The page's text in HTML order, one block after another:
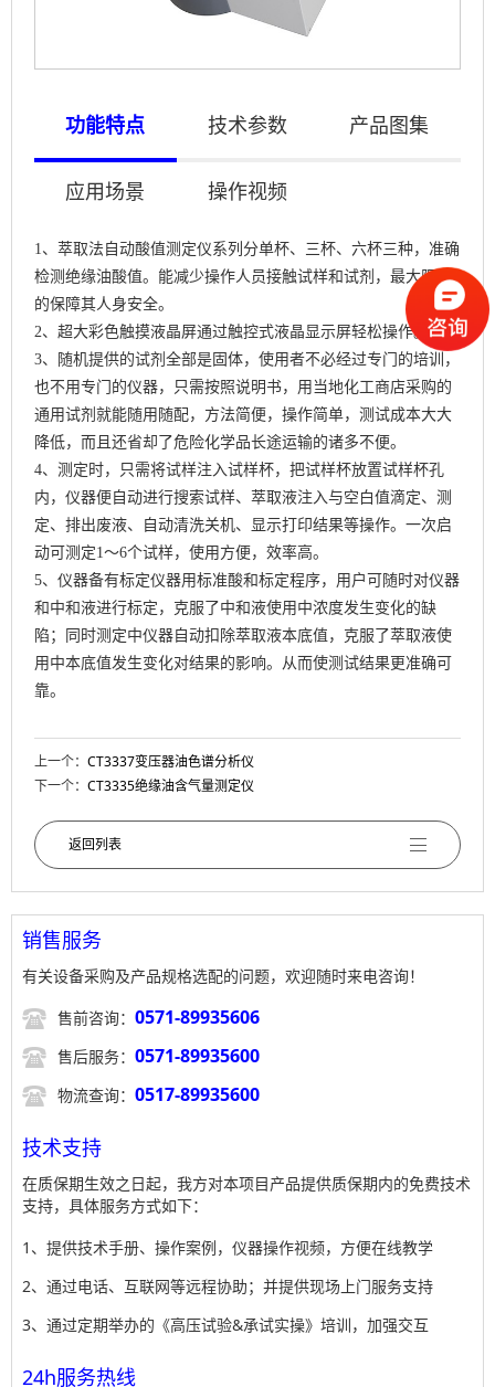
功能特点 技术参数 产品图集
应用场景 操作视频
1、萃取法自动酸值测定仪系列分单杯、三杯、六杯三种，准确
检测绝缘油酸值。能减少操作人员接触试样和试剂，最大限度
的保障其人身安全。
2、超大彩色触摸液晶屏通过触控式液晶显示屏轻松操作。
3、随机提供的试剂全部是固体，使用者不必经过专门的培训，
也不用专门的仪器，只需按照说明书，用当地化工商店采购的
通用试剂就能随用随配，方法简便，操作简单，测试成本大大
降低，而且还省却了危险化学品长途运输的诸多不便。
4、测定时，只需将试样注入试样杯，把试样杯放置试样杯孔
内，仪器便自动进行搜索试样、萃取液注入与空白值滴定、测
定、排出废液、自动清洗关机、显示打印结果等操作。一次启
动可测定1～6个试样，使用方便，效率高。
5、仪器备有标定仪器用标准酸和标定程序，用户可随时对仪器
和中和液进行标定，克服了中和液使用中浓度发生变化的缺
陷；同时测定中仪器自动扣除萃取液本底值，克服了萃取液使
用中本底值发生变化对结果的影响。从而使测试结果更准确可
靠。
上一个： CT3337变压器油色谱分析仪
下一个： CT3335绝缘油含气量测定仪
返回列表
销售服务
有关设备采购及产品规格选配的问题，欢迎随时来电咨询！
 售前咨询： 0571-89935606
 售后服务： 0571-89935600
 物流查询： 0517-89935600
技术支持
在质保期生效之日起，我方对本项目产品提供质保期内的免费技术
支持，具体服务方式如下：
1、提供技术手册、操作案例，仪器操作视频，方便在线教学
2、通过电话、互联网等远程协助；并提供现场上门服务支持
3、通过定期举办的《高压试验&承试实操》培训，加强交互
24h服务热线